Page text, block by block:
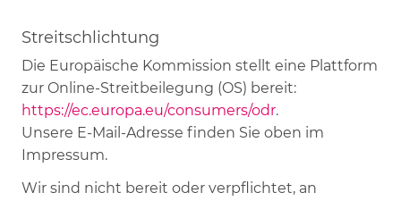
Streitschlichtung
Die Europäische Kommission stellt eine Plattform
zur Online-Streitbeilegung (OS) bereit:
https://ec.europa.eu/consumers/odr.
Unsere E-Mail-Adresse finden Sie oben im
Impressum.
Wir sind nicht bereit oder verpflichtet, an